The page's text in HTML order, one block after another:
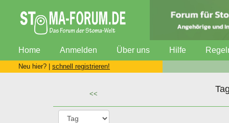
Home Anmelden Über uns Hilfe
Neu hier? | schnell registrieren!
<<